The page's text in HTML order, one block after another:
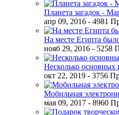
Планета загадок -
апр 09, 2016 - 4981
На месте Египта
нояб 29, 2016 - 5258
Несколько основных
окт 22, 2019 - 3756
Мобильная
мая 09, 2017 - 8960